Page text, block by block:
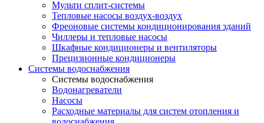
Мульти сплит-системы
Тепловые насосы воздух-воздух
Фреоновые системы кондиционирования зданий
Чиллеры и тепловые насосы
Шкафные кондиционеры и вентиляторы
Прецизионные кондиционеры
Системы водоснабжения
Системы водоснабжения
Водонагреватели
Насосы
Расходные материалы для систем отопления и